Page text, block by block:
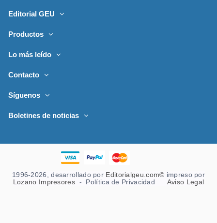
Editorial GEU
Productos
Lo más leído
Contacto
Síguenos
Boletines de noticias
1996-2026, desarrollado por Editorialgeu.com© impreso por
Lozano Impresores- Política de Privacidad Aviso Legal